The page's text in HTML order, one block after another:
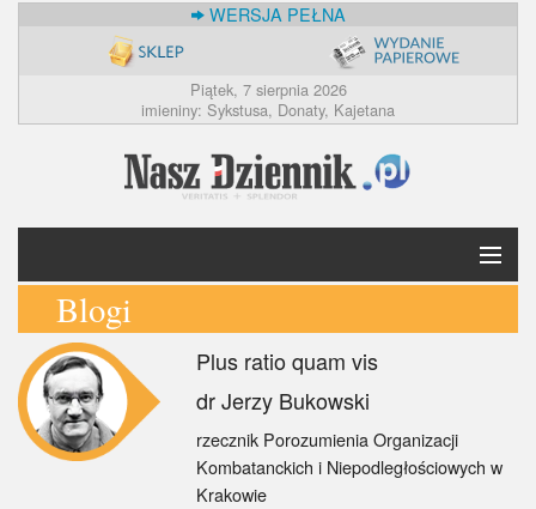
WERSJA PEŁNA
Piątek, 7 sierpnia 2026
imieniny: Sykstusa, Donaty, Kajetana
Krótko
Polska
Świat
Blogi
Plus ratio quam vis
dr Jerzy Bukowski
rzecznik Porozumienia Organizacji
Kombatanckich i Niepodległościowych w
Krakowie